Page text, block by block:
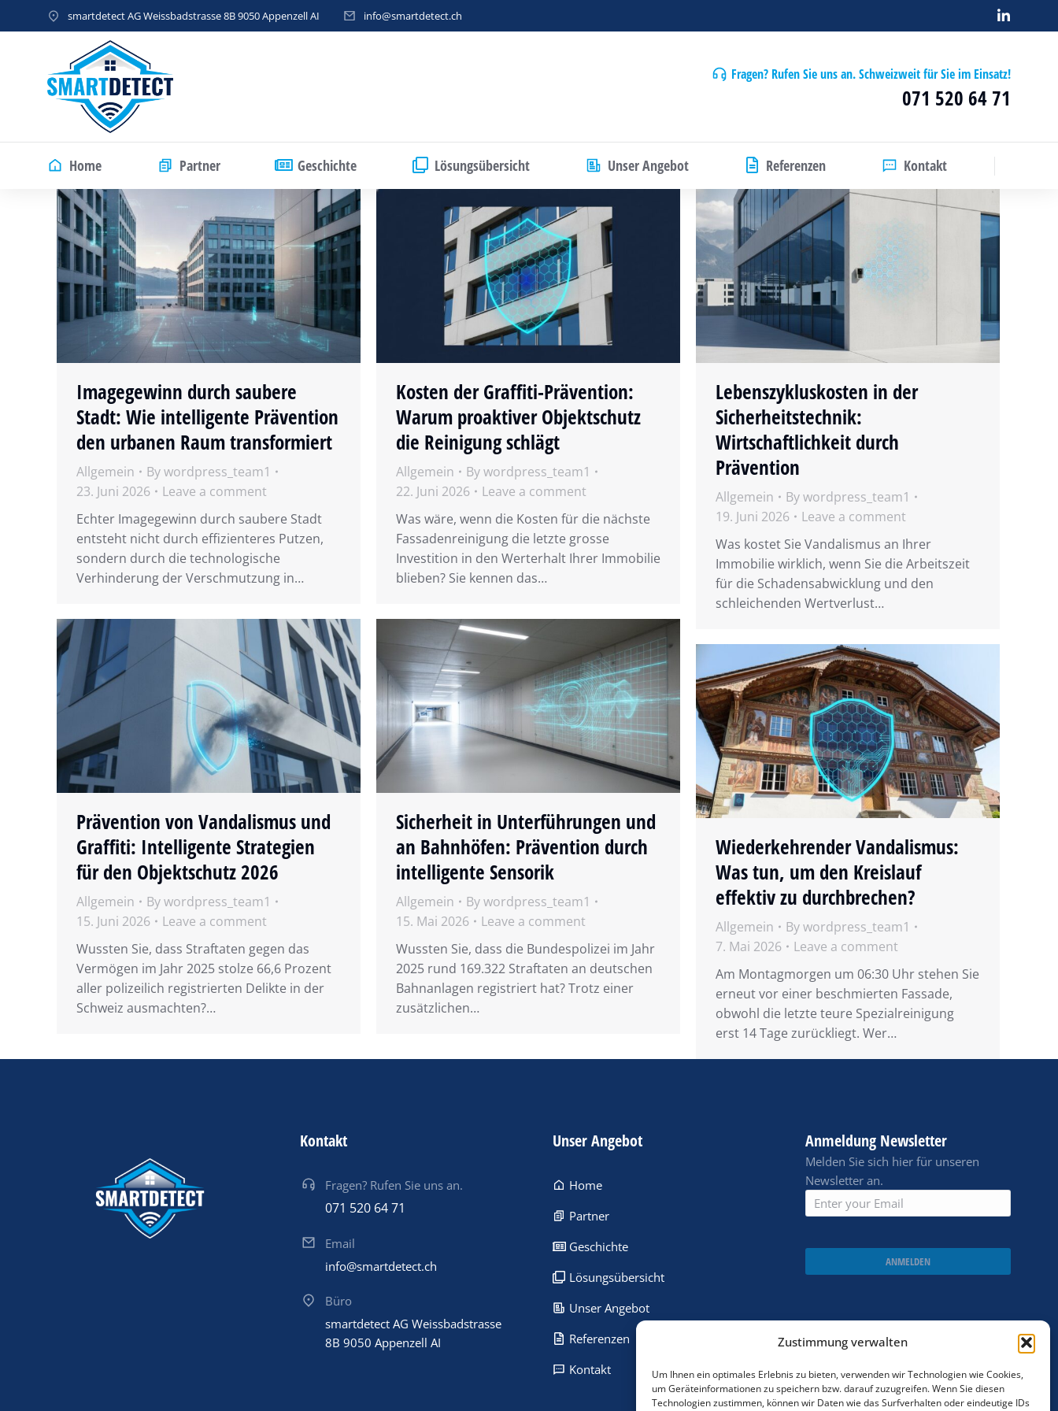
Zustimmung verwalten
Um Ihnen ein optimales Erlebnis zu bieten, verwenden wir Technologien wie Cookies,
um Geräteinformationen zu speichern bzw. darauf zuzugreifen. Wenn Sie diesen
Technologien zustimmen, können wir Daten wie das Surfverhalten oder eindeutige IDs
smartdetect AG Weissbadstrasse 8B 9050 Appenzell AI info@smartdetect.ch
Fragen? Rufen Sie uns an. Schweizweit für Sie im Einsatz!
071 520 64 71
Home Partner Geschichte Lösungsübersicht Unser Angebot Referenzen Kontakt
Imagegewinn durch saubere
Stadt: Wie intelligente Prävention
den urbanen Raum transformiert
Allgemein Bywordpress_team1
23. Juni 2026
Leave a comment
Echter Imagegewinn durch saubere Stadt
entsteht nicht durch effizienteres Putzen,
sondern durch die technologische
Verhinderung der Verschmutzung in…
Kosten der Graffiti-Prävention:
Warum proaktiver Objektschutz
die Reinigung schlägt
Allgemein Bywordpress_team1
22. Juni 2026
Leave a comment
Was wäre, wenn die Kosten für die nächste
Fassadenreinigung die letzte grosse
Investition in den Werterhalt Ihrer Immobilie
blieben? Sie kennen das…
Lebenszykluskosten in der
Sicherheitstechnik:
Wirtschaftlichkeit durch
Prävention
Allgemein Bywordpress_team1
19. Juni 2026
Leave a comment
Was kostet Sie Vandalismus an Ihrer
Immobilie wirklich, wenn Sie die Arbeitszeit
für die Schadensabwicklung und den
schleichenden Wertverlust…
Prävention von Vandalismus und
Graffiti: Intelligente Strategien
für den Objektschutz 2026
Allgemein Bywordpress_team1
15. Juni 2026
Leave a comment
Wussten Sie, dass Straftaten gegen das
Vermögen im Jahr 2025 stolze 66,6 Prozent
aller polizeilich registrierten Delikte in der
Schweiz ausmachten?…
Sicherheit in Unterführungen und
an Bahnhöfen: Prävention durch
intelligente Sensorik
Allgemein Bywordpress_team1
15. Mai 2026
Leave a comment
Wussten Sie, dass die Bundespolizei im Jahr
2025 rund 169.322 Straftaten an deutschen
Bahnanlagen registriert hat? Trotz einer
zusätzlichen…
Wiederkehrender Vandalismus:
Was tun, um den Kreislauf
effektiv zu durchbrechen?
Allgemein Bywordpress_team1
7. Mai 2026
Leave a comment
Am Montagmorgen um 06:30 Uhr stehen Sie
erneut vor einer beschmierten Fassade,
obwohl die letzte teure Spezialreinigung
erst 14 Tage zurückliegt. Wer…
Kontakt
Fragen? Rufen Sie uns an.
071 520 64 71
Email
info@smartdetect.ch
Büro
smartdetect AG Weissbadstrasse
8B 9050 Appenzell AI
Unser Angebot
Home
Partner
Geschichte
Lösungsübersicht
Unser Angebot
Referenzen
Kontakt
Anmeldung Newsletter
Melden Sie sich hier für unseren
Newsletter an.
ANMELDEN